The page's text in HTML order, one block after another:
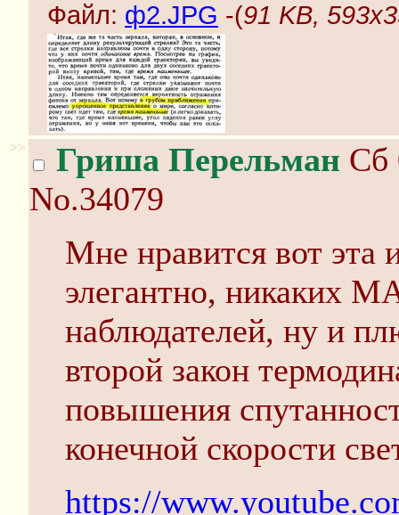
Файл: ф2.JPG -(91 KB,
>> Гриша Перельман Сб
No.34079
Мне нравится вот эта
элегантно, никаких
наблюдателей, ну и
второй закон
повышения
конечной скорости
https://